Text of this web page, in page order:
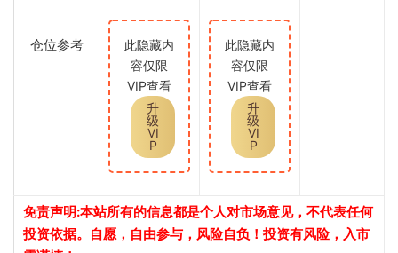
仓位参考
此隐藏内
容仅限
VIP查看
升
级
VI
P
此隐藏内
容仅限
VIP查看
升
级
VI
P
免责声明:本站所有的信息都是个人对市场意见，不代表任何
投资依据。自愿，自由参与，风险自负！投资有风险，入市